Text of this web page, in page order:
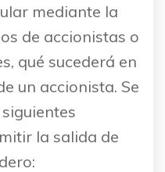
mediante la
de accionistas o
qué sucederá en
un accionista. Se
la salida de